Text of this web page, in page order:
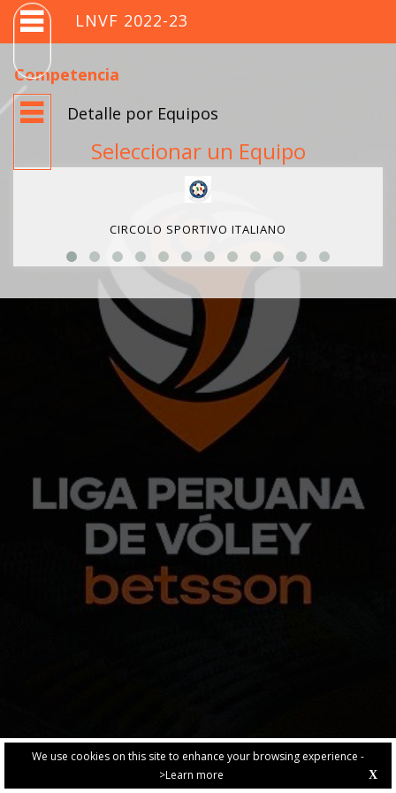
We use cookies on this site to enhance your browsing experience -
>Learn more
X
LNVF 2022-23
Competencia
Detalle por Equipos
Seleccionar un Equipo
CIRCOLO SPORTIVO ITALIANO